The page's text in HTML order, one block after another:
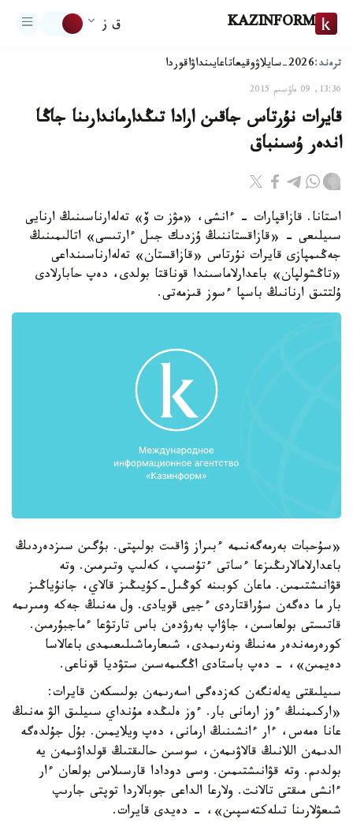
KAZINFORM ق ز
ترەند:2026-سايلاۋ وقيعاتاعايىنداۋاقوردا
13:36, 09 ماۋسىم 2015
قايرات نۇرتاس جاقىن ارادا تىڭدارماندارىنا جاڭا
اندەر ۇسىنباق
استانا. قازاقپارات - ءانشى، «مۋز ت ۆ» تەلەارناسىنىڭ ارنايى
سىيلىعى - «قازاقستاننىڭ ۇزدىك جىل ءارتىسى» اتالىمىنىڭ
جەڭىمپازى قايرات نۇرتاس «قازاقستان» تەلەارناسىنداعى
«تاڭشولپان» باعدارلاماسىندا قوناقتا بولدى، دەپ حابارلادى
ۇلتتىق ارنانىڭ باسپا ءسوز قىزمەتى.
«سۇحبات بەرمەگەنىمە ءبىراز ۋاقىت بولىپتى. بۇگىن سىزدەردىڭ
باعدارلامالارىڭىزعا ءساتى ءتۇسىپ، كەلىپ وتىرمىن. وتە
قۋانىشتىمىن. ماعان كوبىنە كوڭىل-كۇيىڭىز قالاي، جانۇياڭىز
بار ما دەگەن سۇراقتاردى ءجيى قويادى. ول مەنىڭ جەكە ومىرىمە
قاتىستى بولعاسىن، جاۋاپ بەرۋدەن باس تارتۋعا ءماجبۇرمىن.
كورەرمەندەر مەنىڭ ونەرىمدى، شىعارماشىلىعىمدى باعالاسا
دەيمىن»، - دەپ باستادى اڭگىمەسىن ستۋديا قوناعى.
سىيلىقتى يەلەنگەن كەزدەگى اسەرىمەن بولىسكەن قايرات:
«اركىمنىڭ ءوز ارمانى بار. ءوز ەلىڭدە مۇنداي سىيلىق الۋ مەنىڭ
عانا ەمەس، ءار ءانشىنىڭ ارمانى، دەپ ويلايمىن. بۇل جۇلدەگە
الدىمەن اللانىڭ قالاۋىمەن، سوسىن حالىقتىڭ قولداۋىمەن يە
بولدىم. وتە قۋانىشتىمىن. وسى دودادا قارسىلاس بولعان ءار
ءانشى مىقتى تالانت. ولارعا الداعى جوبالاردا توپتى جارىپ
شىعۋلارىنا تىلەكتەسپىن»، - دەيدى قايرات.